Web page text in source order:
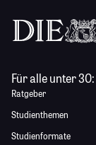
Für alle unter 30:
Ratgeber
Studienthemen
Studienformate